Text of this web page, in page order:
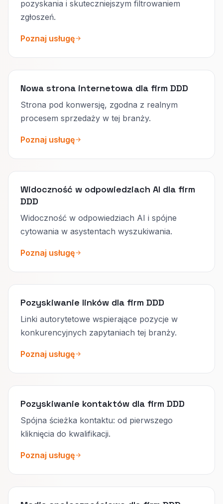
pozyskania i skuteczniejszym filtrowaniem
zgłoszeń.
Poznaj usługę
Nowa strona internetowa dla firm DDD
Strona pod konwersję, zgodna z realnym
procesem sprzedaży w tej branży.
Poznaj usługę
Widoczność w odpowiedziach AI dla firm
DDD
Widoczność w odpowiedziach AI i spójne
cytowania w asystentach wyszukiwania.
Poznaj usługę
Pozyskiwanie linków dla firm DDD
Linki autorytetowe wspierające pozycje w
konkurencyjnych zapytaniach tej branży.
Poznaj usługę
Pozyskiwanie kontaktów dla firm DDD
Spójna ścieżka kontaktu: od pierwszego
kliknięcia do kwalifikacji.
Poznaj usługę